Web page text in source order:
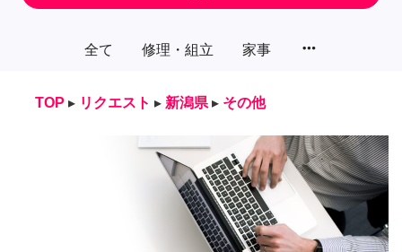
全て 修理・組立 家事 more_horiz
TOP ▸ リクエスト ▸ 新潟県 ▸ その他